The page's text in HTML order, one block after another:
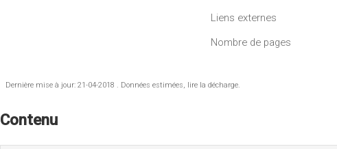
Liens externes
Nombre de pages
Dernière mise à jour: 21-04-2018 . Données estimées, lire la décharge.
Contenu